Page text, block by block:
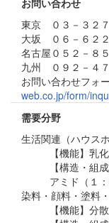
お問い合わせ
東京 ０３－３２
大坂 ０６－６２
名古屋０５２－８
九州 ０９２－４
お問い合わせフォ
web.co.jp/form/
需要分野
生活関連（ハウス
【機能】乳
【構造・組
アミド（１：
染料・顔料・塗料
【機能】分